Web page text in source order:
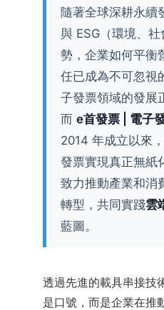
隨著全球深耕永續
與 ESG（環境、
勢，企業如何平衡
任已成為不可忽視
子發票領域的發展
而 e首發票 | 電子
2014 年成立以來
發票實現真正無紙
致力推動產業和消
轉型，共同實踐雲
藍圖。
透過先進的載具串接技
是口號，而是企業在推